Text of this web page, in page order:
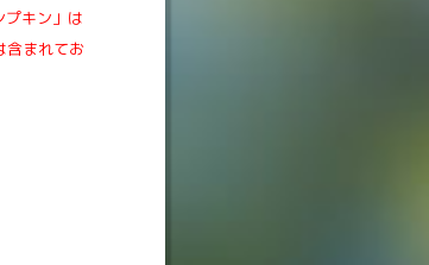
キン」は
含まれてお